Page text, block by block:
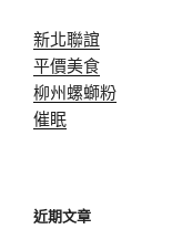
新北聯誼
平價美食
柳州螺螄粉
催眠
近期文章